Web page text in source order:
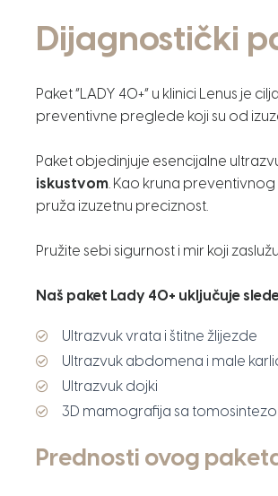
Dijagnostički
Paket “LADY 40+” u klinici Lenus je
preventivne preglede koji su od
Paket objedinjuje esencijalne
iskustvom. Kao kruna
pruža izuzetnu preciznost.
Pružite sebi sigurnost i mir koji
Naš paket Lady 40+ uključuje
Ultrazvuk vrata i štitne žlijezde
Ultrazvuk abdomena i male
Ultrazvuk dojki
3D mamografija sa
Prednosti ovog